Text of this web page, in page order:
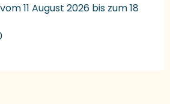
11 August 2026 bis zum 18